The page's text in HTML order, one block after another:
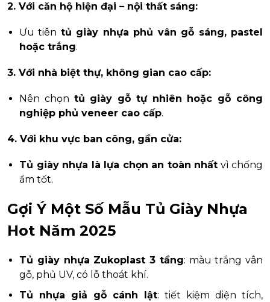
2. Với căn hộ hiện đại – nội thất sáng:
Ưu tiên tủ giày nhựa phủ vân gỗ sáng, pastel
hoặc trắng.
3. Với nhà biệt thự, không gian cao cấp:
Nên chọn tủ giày gỗ tự nhiên hoặc gỗ công
nghiệp phủ veneer cao cấp.
4. Với khu vực ban công, gần cửa:
Tủ giày nhựa là lựa chọn an toàn nhất vì chống
ẩm tốt.
Gợi Ý Một Số Mẫu Tủ Giày Nhựa
Hot Năm 2025
Tủ giày nhựa Zukoplast 3 tầng: màu trắng vân
gỗ, phủ UV, có lỗ thoát khí.
Tủ nhựa giả gỗ cánh lật: tiết kiệm diện tích,